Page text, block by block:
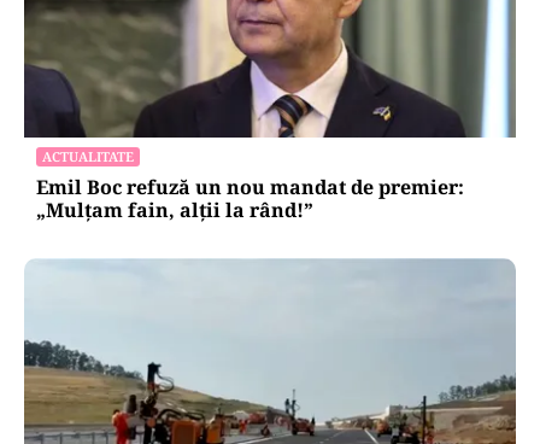
ACTUALITATE
Emil Boc refuză un nou mandat de premier:
„Mulțam fain, alții la rând!”